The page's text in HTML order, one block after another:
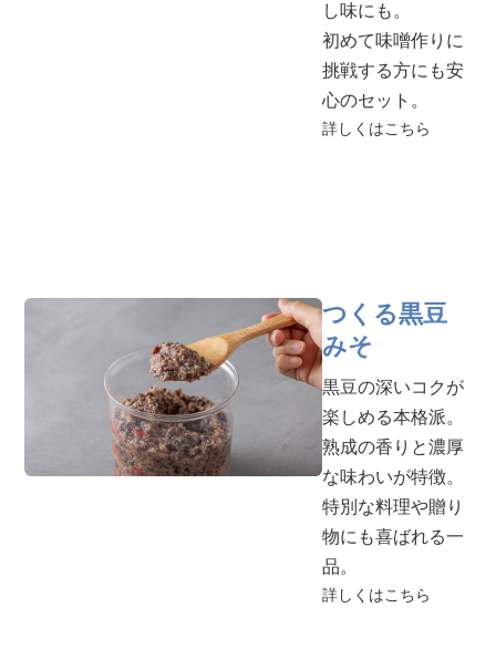
し味にも。
初めて味噌作りに
挑戦する方にも安
心のセット。
詳しくはこちら
つくる黒豆
みそ
黒豆の深いコクが
楽しめる本格派。
熟成の香りと濃厚
な味わいが特徴。
特別な料理や贈り
物にも喜ばれる一
品。
詳しくはこちら